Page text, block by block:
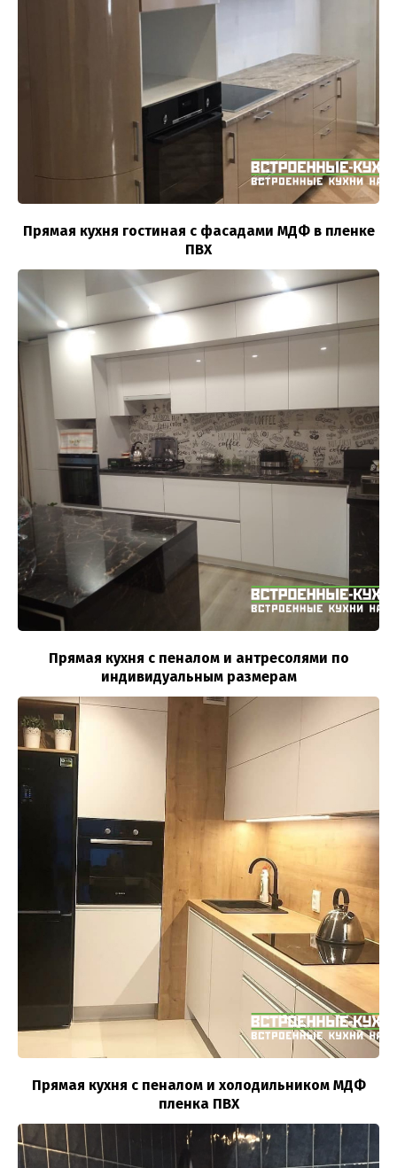
Прямая кухня гостиная с фасадами МДФ в пленке
ПВХ
Прямая кухня с пеналом и антресолями по
индивидуальным размерам
Прямая кухня с пеналом и холодильником МДФ
пленка ПВХ